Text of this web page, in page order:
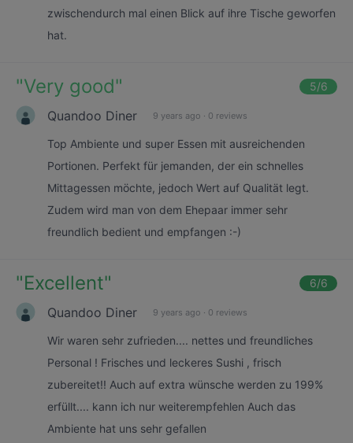
zwischendurch mal einen Blick auf ihre Tische geworfen
hat.
"Very good" 5/6
Quandoo Diner 9 years ago · 0 reviews
Top Ambiente und super Essen mit ausreichenden
Portionen. Perfekt für jemanden, der ein schnelles
Mittagessen möchte, jedoch Wert auf Qualität legt.
Zudem wird man von dem Ehepaar immer sehr
freundlich bedient und empfangen :-)
"Excellent" 6/6
Quandoo Diner 9 years ago · 0 reviews
Wir waren sehr zufrieden.... nettes und freundliches
Personal ! Frisches und leckeres Sushi , frisch
zubereitet!! Auch auf extra wünsche werden zu 199%
erfüllt.... kann ich nur weiterempfehlen Auch das
Ambiente hat uns sehr gefallen